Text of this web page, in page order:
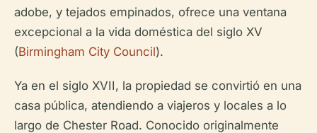
adobe, y tejados empinados, ofrece una ventana
excepcional a la vida doméstica del siglo XV
(Birmingham City Council).
Ya en el siglo XVII, la propiedad se convirtió en una
casa pública, atendiendo a viajeros y locales a lo
largo de Chester Road. Conocido originalmente